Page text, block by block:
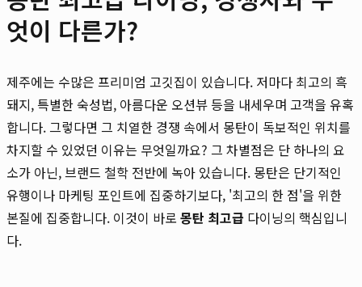
엇이 다른가?
제주에는 수많은 프리미엄 고깃집이 있습니다. 저마다 최고의 흑
돼지, 특별한 숙성법, 아름다운 오션뷰 등을 내세우며 고객을 유혹
합니다. 그렇다면 그 치열한 경쟁 속에서 몽탄이 독보적인 위치를
차지할 수 있었던 이유는 무엇일까요? 그 차별점은 단 하나의 요
소가 아닌, 브랜드 철학 전반에 녹아 있습니다. 몽탄은 단기적인
유행이나 마케팅 포인트에 집중하기보다, '최고의 한 점'을 위한
본질에 집중합니다. 이것이 바로 몽탄 최고급 다이닝의 핵심입니
다.